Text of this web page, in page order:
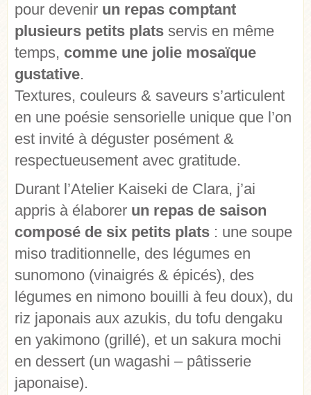
pour devenir un repas comptant
plusieurs petits plats servis en même
temps, comme une jolie mosaïque
gustative.
Textures, couleurs & saveurs s’articulent
en une poésie sensorielle unique que l’on
est invité à déguster posément &
respectueusement avec gratitude.
Durant l’Atelier Kaiseki de Clara, j’ai
appris à élaborer un repas de saison
composé de six petits plats : une soupe
miso traditionnelle, des légumes en
sunomono (vinaigrés & épicés), des
légumes en nimono bouilli à feu doux), du
riz japonais aux azukis, du tofu dengaku
en yakimono (grillé), et un sakura mochi
en dessert (un wagashi – pâtisserie
japonaise).